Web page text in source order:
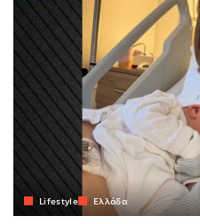
Lifestyle Ελλάδα